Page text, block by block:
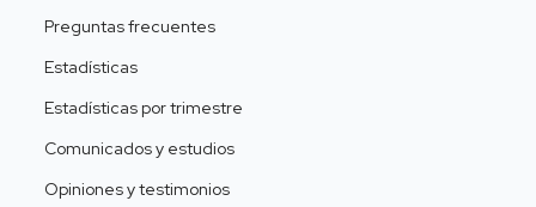
Preguntas frecuentes
Estadísticas
Estadísticas por trimestre
Comunicados y estudios
Opiniones y testimonios